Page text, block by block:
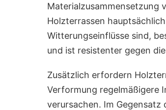
Materialzusammensetzung
Holzterrassen
Witterungseinflüsse sind,
und ist resistenter gegen
Zusätzlich erfordern
Verformung regelmäßigere
verursachen. Im